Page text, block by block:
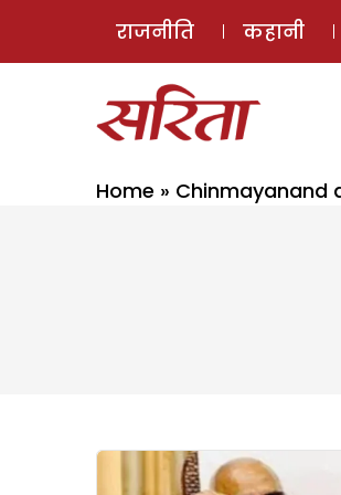
राजनीति कहानी
Home » Chinmayanand